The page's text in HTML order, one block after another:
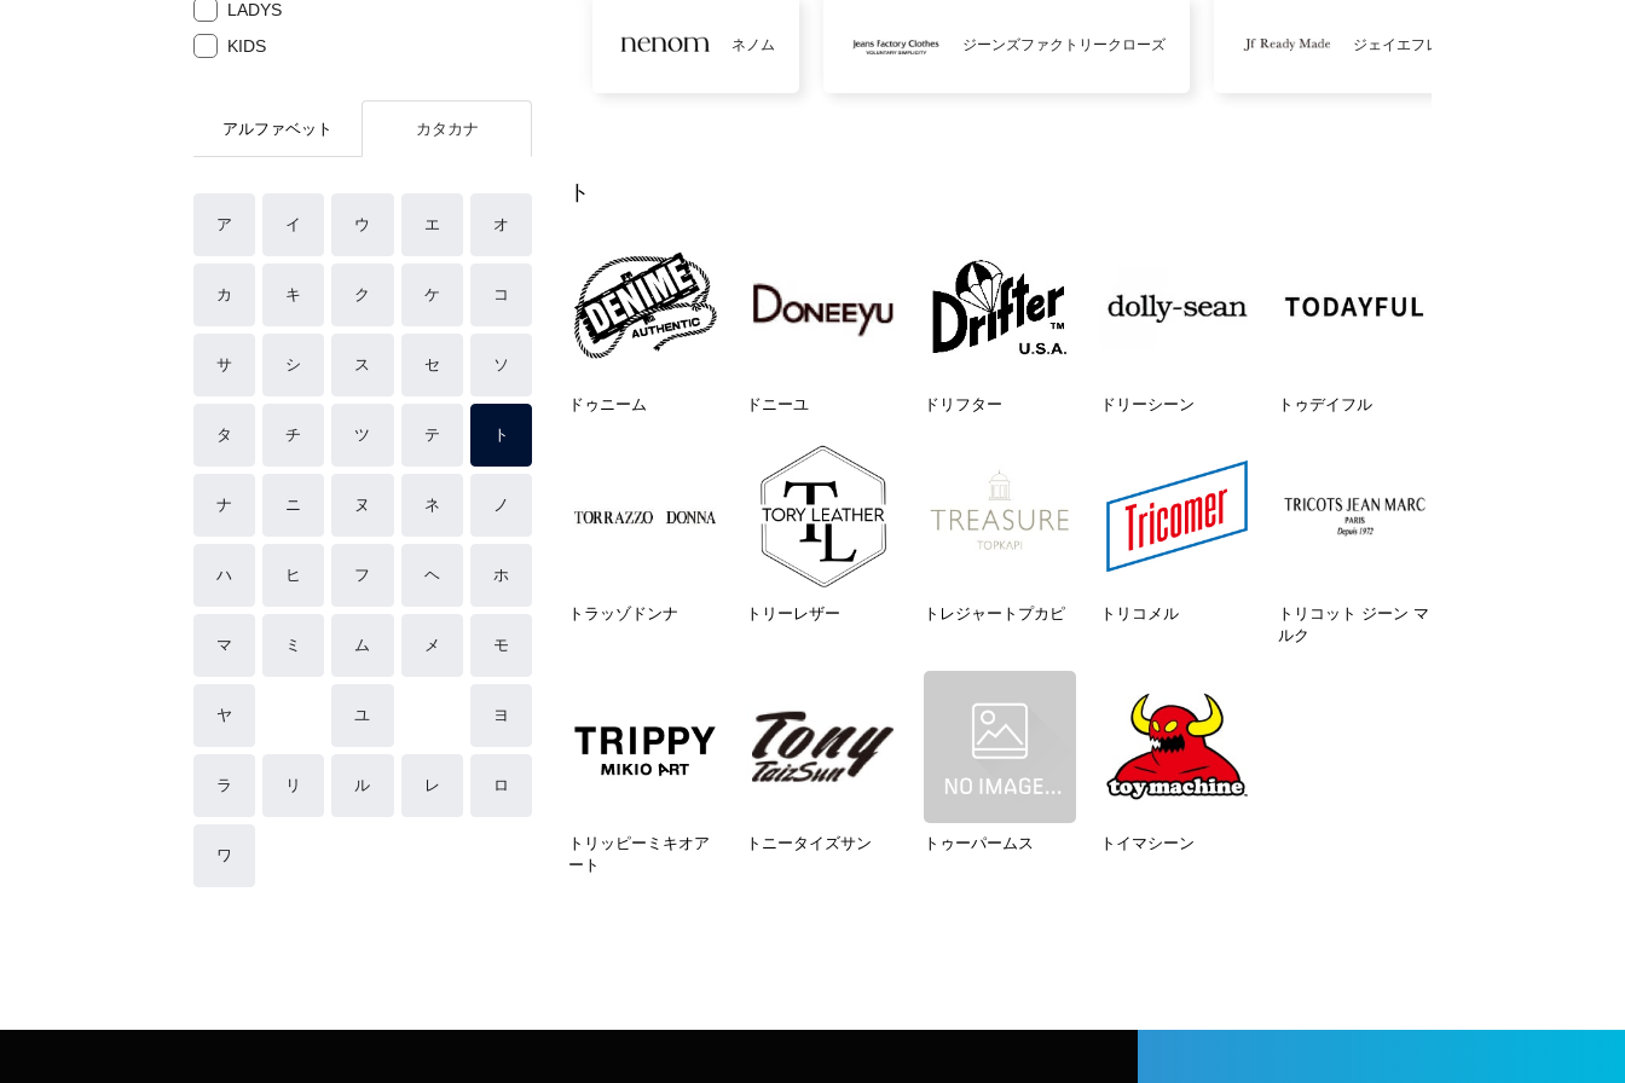
LADYS
KIDS
アルファベット カタカナ
ア イ ウ エ オ
カ キ ク ケ コ
サ シ ス セ ソ
タ チ ツ テ ト
ナ ニ ヌ ネ ノ
ハ ヒ フ ヘ ホ
マ ミ ム メ モ
ヤ ユ ヨ
ラ リ ル レ ロ
ワ
ネノム ジーンズファクトリークローズ ジェイエフレディメイド
ト
ドゥニーム ドニーユ ドリフター ドリーシーン トゥデイフル
トラッゾドンナ トリーレザー トレジャートプカピ トリコメル
トリコット ジーン マ
ルク
トリッピーミキオア
ート
トニータイズサン トゥーパームス トイマシーン